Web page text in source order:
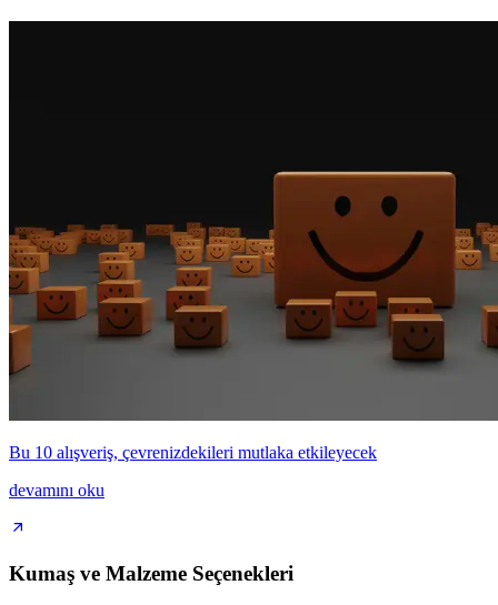
Bu 10 alışveriş, çevrenizdekileri mutlaka etkileyecek
devamını oku
Kumaş ve Malzeme Seçenekleri